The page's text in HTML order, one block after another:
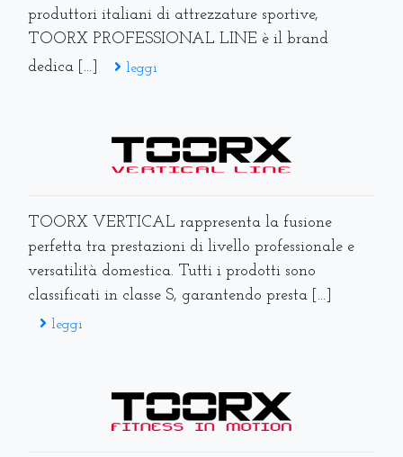
produttori italiani di attrezzature sportive,
TOORX PROFESSIONAL LINE è il brand
dedica [...]
leggi
TOORX VERTICAL rappresenta la fusione
perfetta tra prestazioni di livello professionale e
versatilità domestica. Tutti i prodotti sono
classificati in classe S, garantendo presta [...]
leggi